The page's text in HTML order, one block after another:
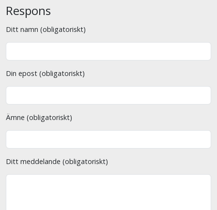
Respons
Ditt namn (obligatoriskt)
Din epost (obligatoriskt)
Ämne (obligatoriskt)
Ditt meddelande (obligatoriskt)